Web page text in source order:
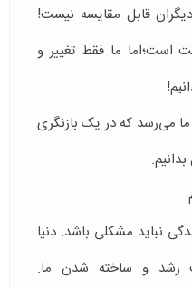
قابل مقایسه نیست!
ما فقط تغییر و
می‌رسد که در یک بازنگری
نباید مشکلی باشد. دنیا
و ساخته شدن ما.